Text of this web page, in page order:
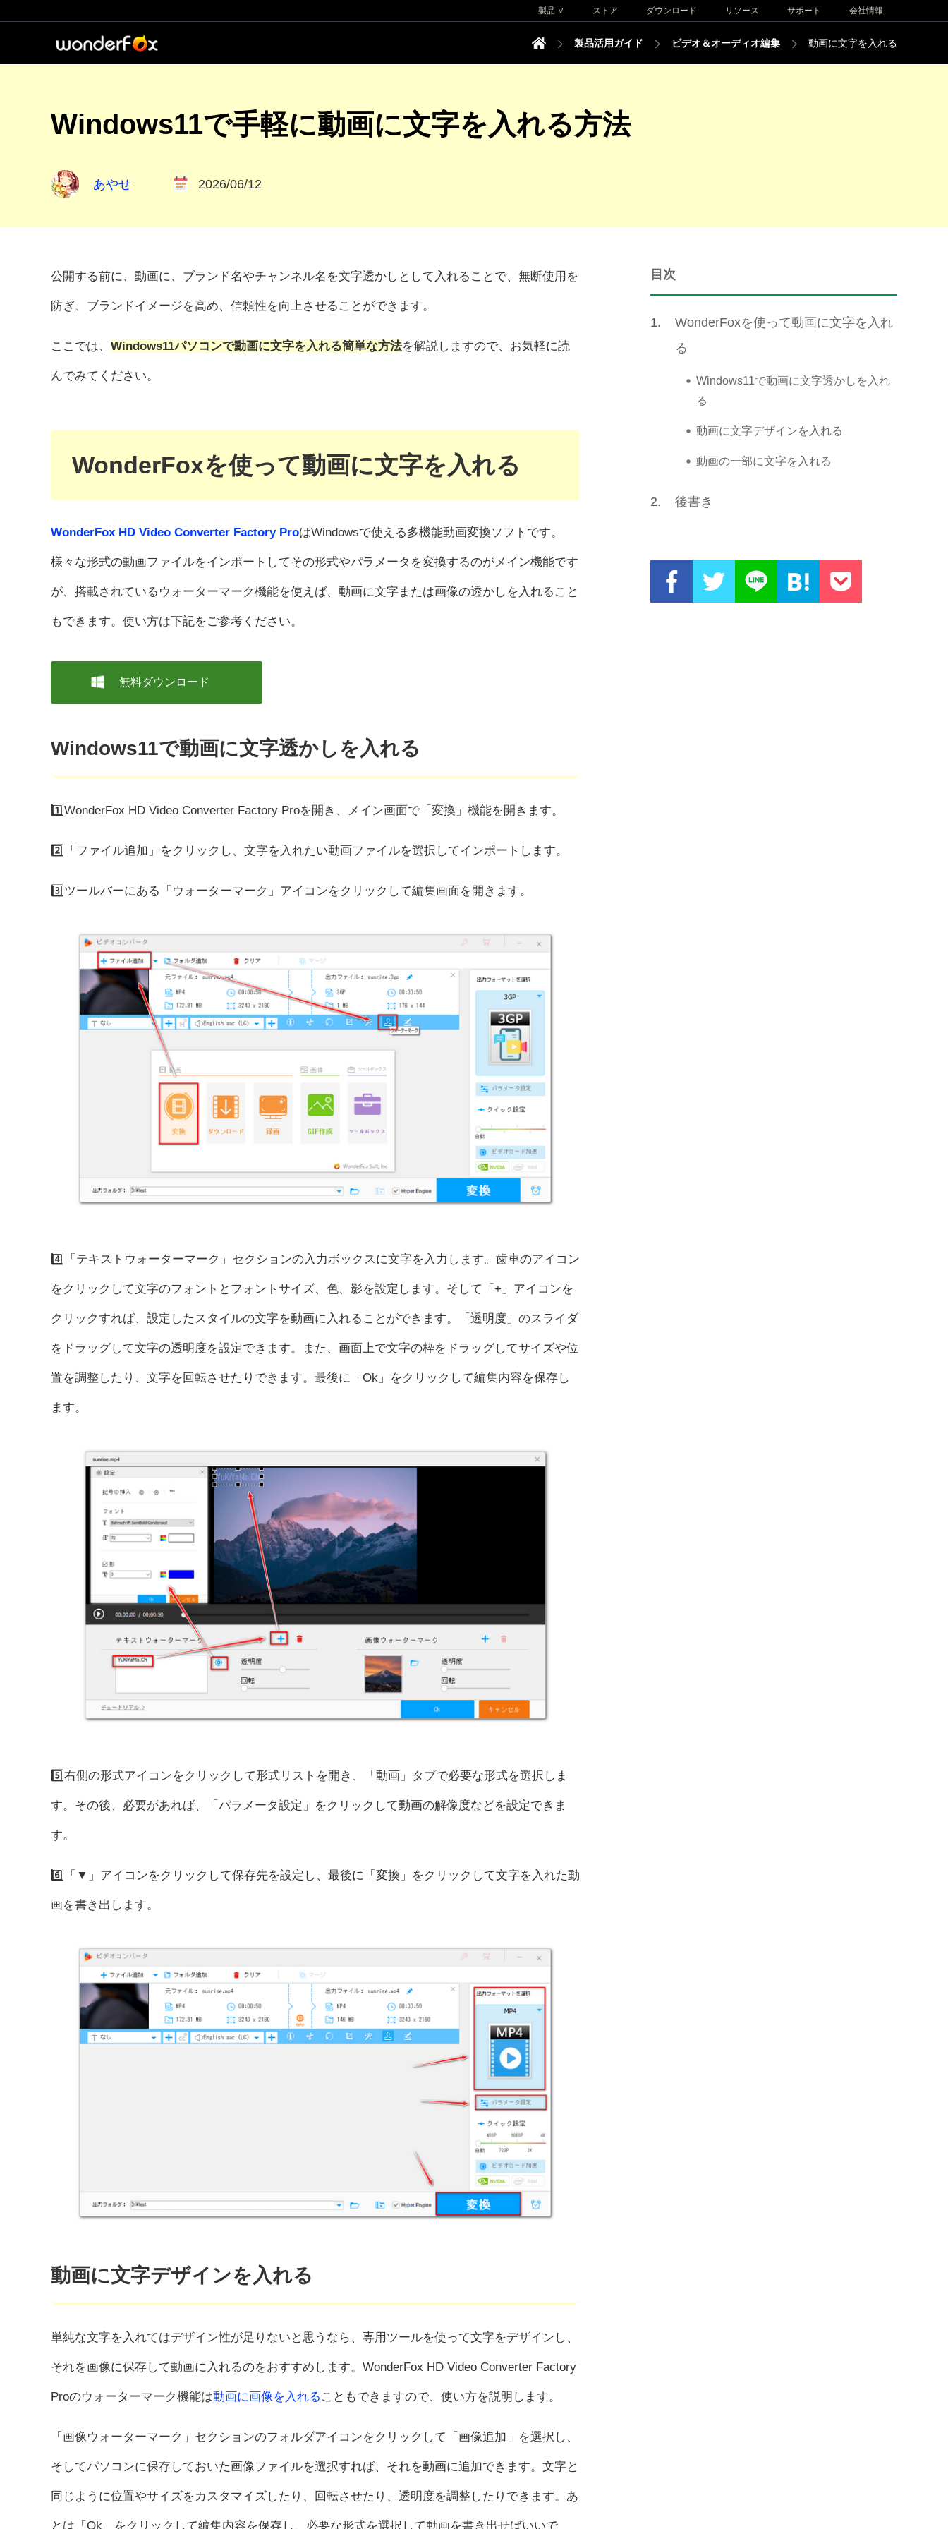
会社情報
サポート
リソース
ダウンロード
ストア
製品 ∨
動画に文字を入れる
ビデオ＆オーディオ編集
製品活用ガイド
Windows11で手軽に動画に文字を入れる方法
あやせ 2026/06/12
公開する前に、動画に、ブランド名やチャンネル名を文字透かしとして入れることで、無断使用を
防ぎ、ブランドイメージを高め、信頼性を向上させることができます。
ここでは、 Windows11パソコンで動画に文字を入れる簡単な方法を解説しますので、お気軽に読
んでみてください。
WonderFoxを使って動画に文字を入れる
WonderFox HD Video Converter Factory ProはWindowsで使える多機能動画変換ソフトです。
様々な形式の動画ファイルをインポートしてその形式やパラメータを変換するのがメイン機能です
が、搭載されているウォーターマーク機能を使えば、動画に文字または画像の透かしを入れること
もできます。使い方は下記をご参考ください。
無料ダウンロード
Windows11で動画に文字透かしを入れる
1️⃣WonderFox HD Video Converter Factory Proを開き、メイン画面で「変換」機能を開きます。
2️⃣「ファイル追加」をクリックし、文字を入れたい動画ファイルを選択してインポートします。
3️⃣ツールバーにある「ウォーターマーク」アイコンをクリックして編集画面を開きます。
4️⃣「テキストウォーターマーク」セクションの入力ボックスに文字を入力します。歯車のアイコン
をクリックして文字のフォントとフォントサイズ、色、影を設定します。そして「+」アイコンを
クリックすれば、設定したスタイルの文字を動画に入れることができます。「透明度」のスライダ
をドラッグして文字の透明度を設定できます。また、画面上で文字の枠をドラッグしてサイズや位
置を調整したり、文字を回転させたりできます。最後に「Ok」をクリックして編集内容を保存し
ます。
5️⃣右側の形式アイコンをクリックして形式リストを開き、「動画」タブで必要な形式を選択しま
す。その後、必要があれば、「パラメータ設定」をクリックして動画の解像度などを設定できま
す。
6️⃣「▼」アイコンをクリックして保存先を設定し、最後に「変換」をクリックして文字を入れた動
画を書き出します。
動画に文字デザインを入れる
単純な文字を入れてはデザイン性が足りないと思うなら、専用ツールを使って文字をデザインし、
それを画像に保存して動画に入れるのをおすすめします。WonderFox HD Video Converter Factory
Proのウォーターマーク機能は動画に画像を入れる こともできますので、使い方を説明します。
「画像ウォーターマーク」セクションのフォルダアイコンをクリックして「画像追加」を選択し、
そしてパソコンに保存しておいた画像ファイルを選択すれば、それを動画に追加できます。文字と
同じように位置やサイズをカスタマイズしたり、回転させたり、透明度を調整したりできます。あ
とは「Ok」をクリックして編集内容を保存し、必要な形式を選択して動画を書き出せばいいで
目次
1.
WonderFoxを使って動画に文字を入れ
る
Windows11で動画に文字透かしを入れ
る
動画に文字デザインを入れる
動画の一部に文字を入れる
2. 後書き